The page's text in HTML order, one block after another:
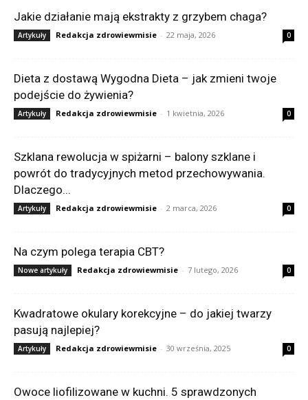
Jakie działanie mają ekstrakty z grzybem chaga?
Artykuły Redakcja zdrowiewmisie - 22 maja, 2026 0
Dieta z dostawą Wygodna Dieta – jak zmieni twoje
podejście do żywienia?
Artykuły Redakcja zdrowiewmisie - 1 kwietnia, 2026 0
Szklana rewolucja w spiżarni – balony szklane i
powrót do tradycyjnych metod przechowywania.
Dlaczego...
Artykuły Redakcja zdrowiewmisie - 2 marca, 2026 0
Na czym polega terapia CBT?
Nowe artykuły Redakcja zdrowiewmisie - 7 lutego, 2026 0
Kwadratowe okulary korekcyjne – do jakiej twarzy
pasują najlepiej?
Artykuły Redakcja zdrowiewmisie - 30 września, 2025 0
Owoce liofilizowane w kuchni. 5 sprawdzonych